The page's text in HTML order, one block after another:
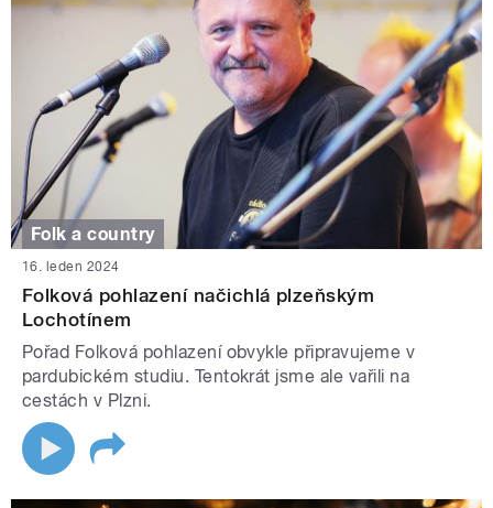
Folk a country
16. leden 2024
Folková pohlazení načichlá plzeňským
Lochotínem
Pořad Folková pohlazení obvykle připravujeme v
pardubickém studiu. Tentokrát jsme ale vařili na
cestách v Plzni.